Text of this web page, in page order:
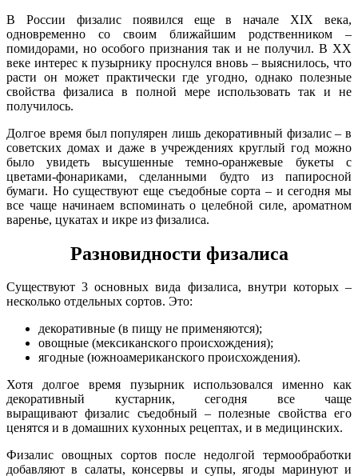
В России физалис появился еще в начале XIX века,
одновременно со своим ближайшим родственником –
помидорами, но особого признания так и не получил. В XX
веке интерес к пузырнику проснулся вновь – выяснилось, что
расти он может практически где угодно, однако полезные
свойства физалиса в полной мере использовать так и не
получилось.
Долгое время был популярен лишь декоративный физалис – в
советских домах и даже в учреждениях круглый год можно
было увидеть высушенные темно-оранжевые букеты с
цветами-фонариками, сделанными будто из папиросной
бумаги. Но существуют еще съедобные сорта – и сегодня мы
все чаще начинаем вспоминать о целебной силе, ароматном
варенье, цукатах и икре из физалиса.
Разновидности физалиса
Существуют 3 основных вида физалиса, внутри которых –
несколько отдельных сортов. Это:
декоративные (в пищу не применяются);
овощные (мексиканского происхождения);
ягодные (южноамериканского происхождения).
Хотя долгое время пузырник использовался именно как
декоративный кустарник, сегодня все чаще
выращивают физалис съедобный – полезные свойства его
ценятся и в домашних кухонных рецептах, и в медицинских.
Физалис овощных сортов после недолгой термообработки
добавляют в салаты, консервы и супы, ягоды маринуют и